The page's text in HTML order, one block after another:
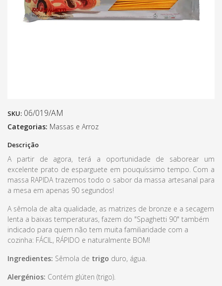
SKU: 06/019/AM
Categorias: Massas e Arroz
Descrição
A partir de agora, terá a oportunidade de saborear um
excelente prato de esparguete em pouquíssimo tempo. Com a
massa RAPIDA trazemos todo o sabor da massa artesanal para
a mesa em apenas 90 segundos!
A sêmola de alta qualidade, as matrizes de bronze e a secagem
lenta a baixas temperaturas, fazem do "Spaghetti 90" também
indicado para quem não tem muita familiaridade com a
cozinha: FÁCIL, RÁPIDO e naturalmente BOM!
Ingredientes: Sêmola de trigo duro, água.
Alergénios: Contém glúten (trigo).